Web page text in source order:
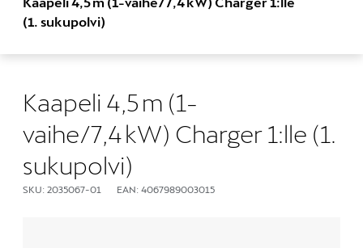
(1. sukupolvi)
Kaapeli 4,5 m (1-
vaihe/7,4 kW) Charger 1:lle (1.
sukupolvi)
SKU: 2035067-01 EAN: 4067989003015